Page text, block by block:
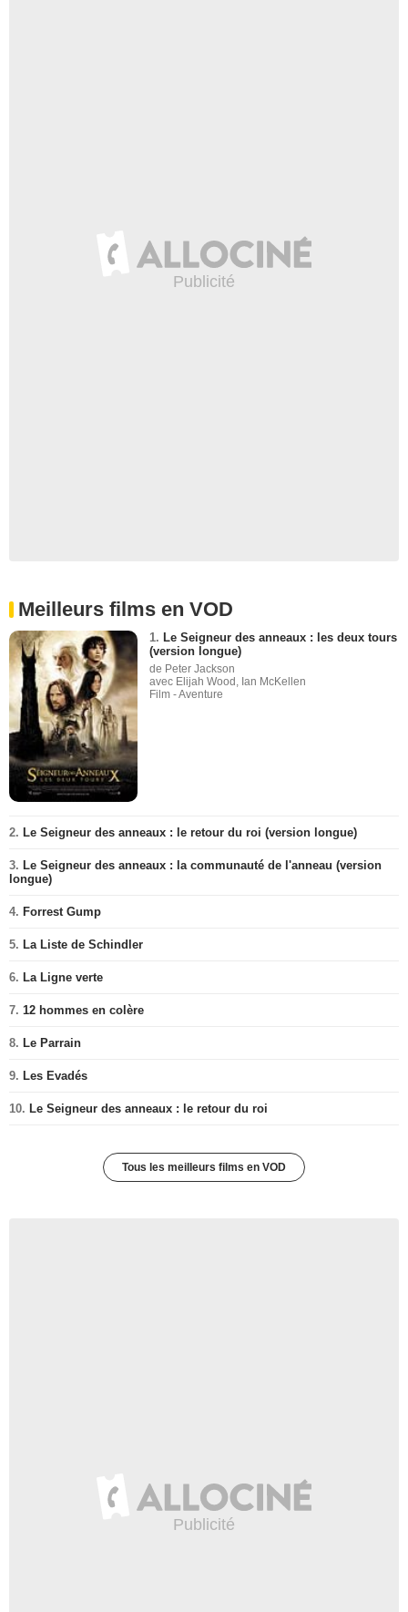
Meilleurs films en VOD
1. Le Seigneur des anneaux : les deux tours
(version longue)
de Peter Jackson
avec Elijah Wood, Ian McKellen
Film - Aventure
2. Le Seigneur des anneaux : le retour du roi (version longue)
3. Le Seigneur des anneaux : la communauté de l'anneau (version
longue)
4. Forrest Gump
5. La Liste de Schindler
6. La Ligne verte
7. 12 hommes en colère
8. Le Parrain
9. Les Evadés
10. Le Seigneur des anneaux : le retour du roi
Tous les meilleurs films en VOD